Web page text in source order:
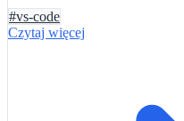
#vs-code
Czytaj więcej